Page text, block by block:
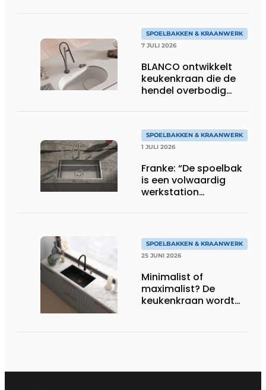
SPOELBAKKEN & KRAANWERK
7 JULI 2026
BLANCO ontwikkelt
keukenkraan die de
hendel overbodig
SPOELBAKKEN & KRAANWERK
1 JULI 2026
Franke: “De spoelbak
is een volwaardig
werkstation
SPOELBAKKEN & KRAANWERK
25 JUNI 2026
Minimalist of
maximalist? De
keukenkraan wordt